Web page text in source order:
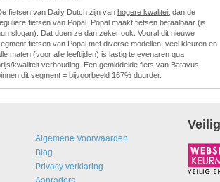
fietsen van Daily Dutch zijn van hogere kwaliteitdan de
fietsen van Popal. Popal maakt fietsen betaalbaar (is
slogan). Dat doen ze dan zeker ook. Vooral dit nieuwe
fietsen van Popal met diverse modellen, veel kleuren en
maten (voor alle leeftijden) is lastig te evenaren qua
kwaliteit verhouding. Een gemiddelde fiets van Batavus
dit segment = bijvoorbeeld 167% duurder.
Algemene Voorwaarden
Blog
Privacy verklaring